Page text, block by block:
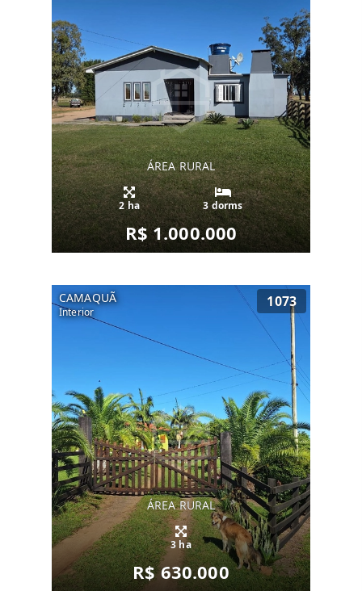
ÁREA RURAL
2 ha 3 dorms
R$ 1.000.000
CAMAQUÃ
Interior
1073
ÁREA RURAL
3 ha
R$ 630.000